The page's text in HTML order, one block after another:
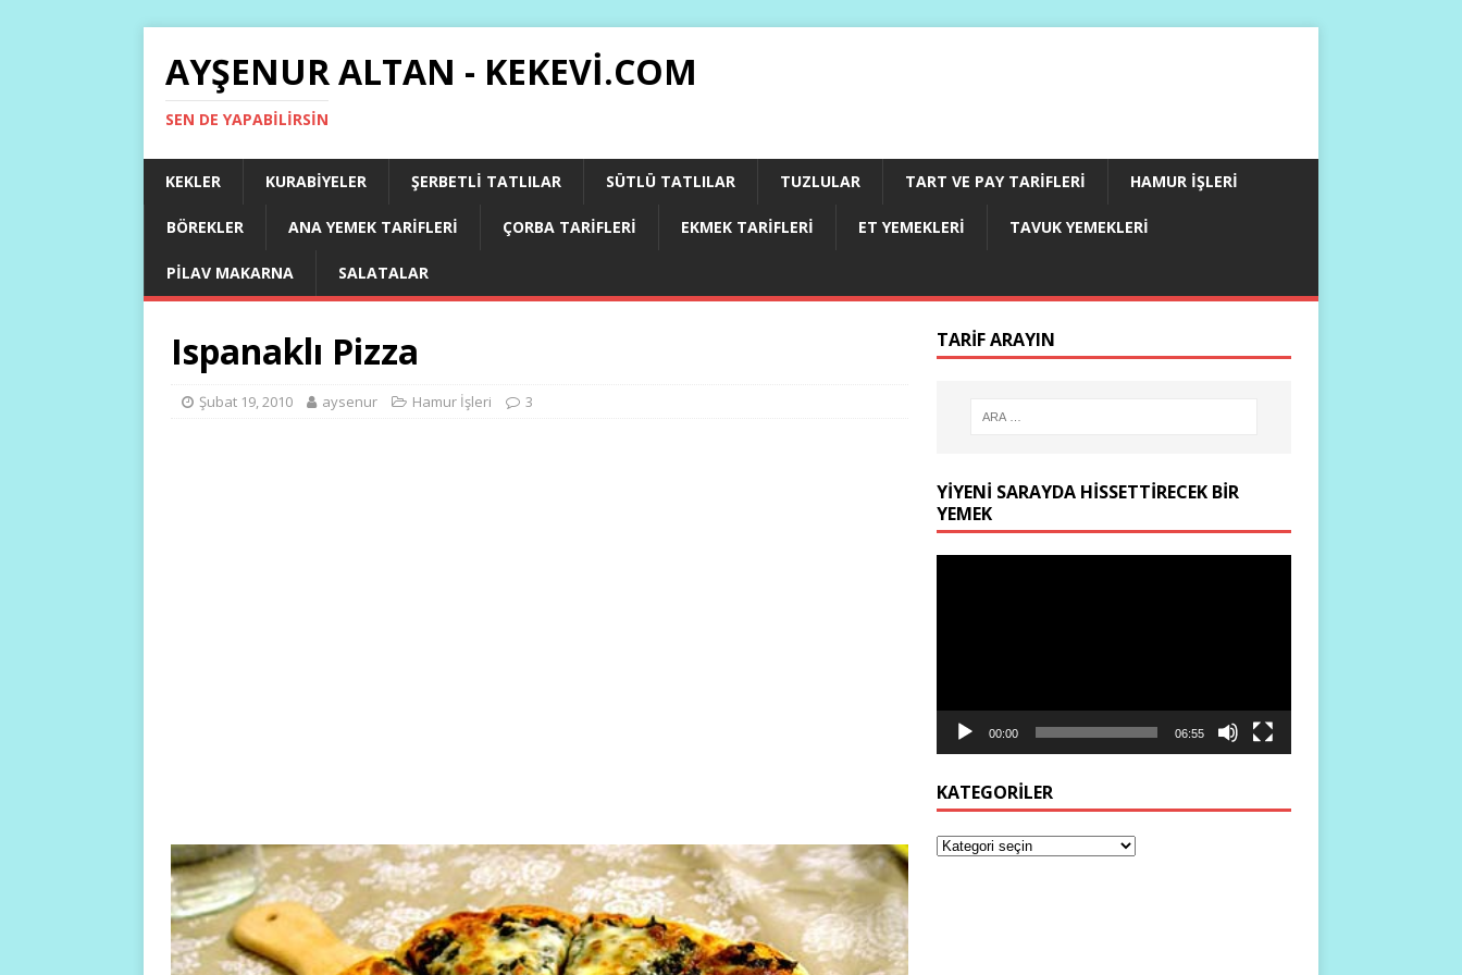
AYŞENUR ALTAN - KEKEVI.COM
SEN DE YAPABILIRSIN
KEKLER KURABIYELER ŞERBETLI TATLILAR SÜTLÜ TATLILAR TUZLULAR TART VE PAY TARIFLERI HAMUR İŞLERI
BÖREKLER ANA YEMEK TARIFLERI ÇORBA TARIFLERI EKMEK TARIFLERI ET YEMEKLERI TAVUK YEMEKLERI
PILAV MAKARNA SALATALAR
Ispanaklı Pizza
Şubat 19, 2010 aysenur Hamur İşleri 3
TARIF ARAYIN
YIYENI SARAYDA HISSETTIRECEK BIR
YEMEK
00:00 06:55
KATEGORILER